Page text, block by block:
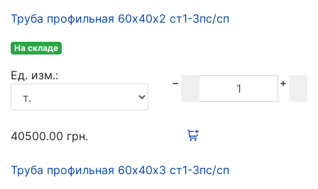
Труба профильная 60х40х2 ст1-3пс/сп
На складе
Ед. изм.:
40500.00 грн.
Труба профильная 60х40х3 ст1-3пс/сп